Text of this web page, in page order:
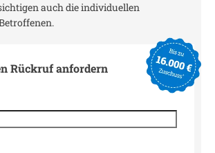
auch die individuellen
Rückruf anfordern